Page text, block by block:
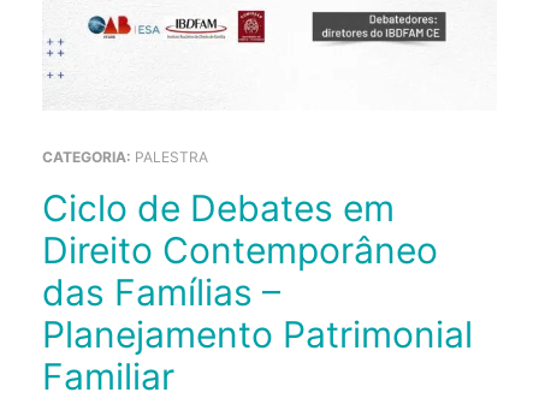
CATEGORIA: PALESTRA
Ciclo de Debates em
Direito Contemporâneo
das Famílias –
Planejamento Patrimonial
Familiar